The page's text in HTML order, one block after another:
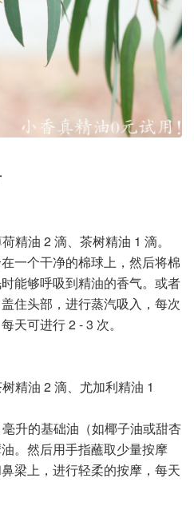
精油 2 滴、茶树精油 1 滴。
一个干净的棉球上，然后将棉
能够呼吸到精油的香气。或者
住头部，进行蒸汽吸入，每次
天可进行 2 - 3 次。
精油 2 滴、尤加利精油 1
升的基础油（如椰子油或甜杏
。然后用手指蘸取少量按摩
梁上，进行轻柔的按摩，每天